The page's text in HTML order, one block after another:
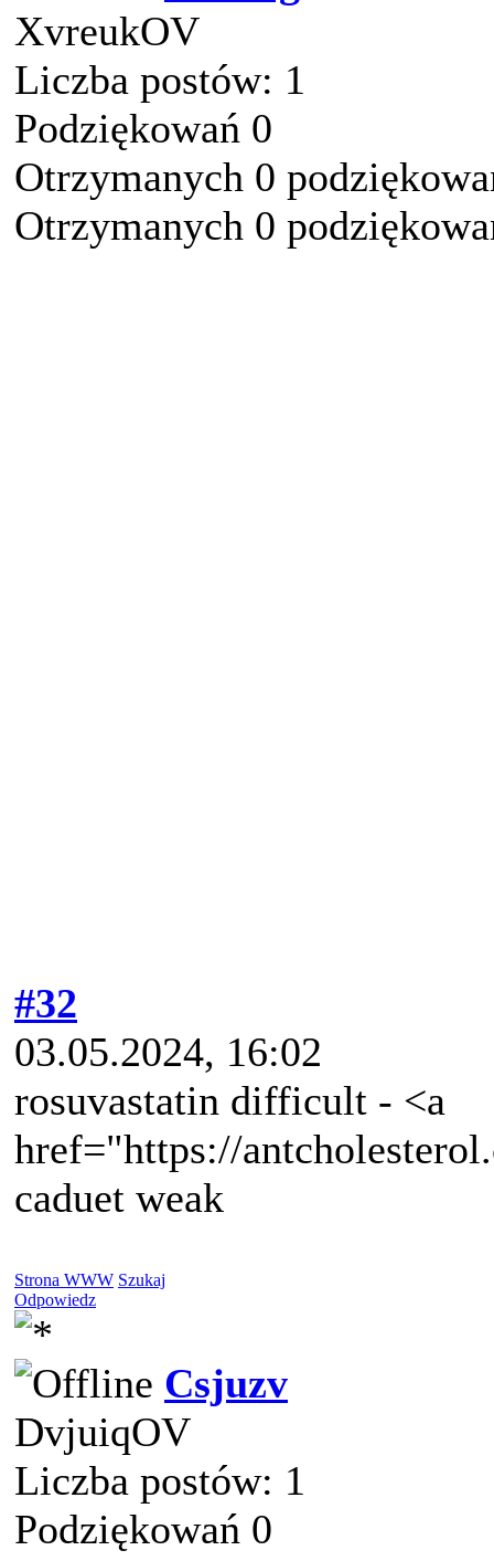
XvreukOV
Liczba postów: 1
Podziękowań 0
Otrzymanych 0
Otrzymanych 0
#32
03.05.2024, 16:02
rosuvastatin difficult - <a
href="https://
caduet weak
Strona WWW Szukaj
Odpowiedz
Csjuzv
DvjuiqOV
Liczba postów: 1
Podziękowań 0